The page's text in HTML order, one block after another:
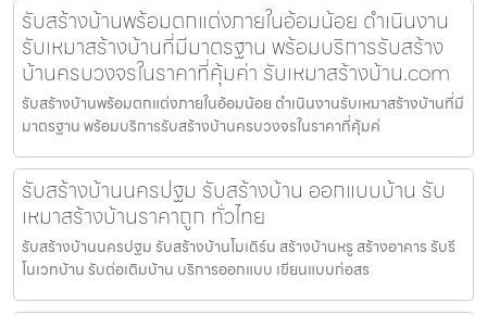
รับสร้างบ้านพร้อมตกแต่งภายในอ้อมน้อย ดำเนินงาน
รับเหมาสร้างบ้านที่มีมาตรฐาน พร้อมบริการรับสร้าง
บ้านครบวงจรในราคาที่คุ้มค่า รับเหมาสร้างบ้าน.com
รับสร้างบ้านพร้อมตกแต่งภายในอ้อมน้อย ดำเนินงานรับเหมาสร้างบ้านที่มี
มาตรฐาน พร้อมบริการรับสร้างบ้านครบวงจรในราคาที่คุ้มค่
รับสร้างบ้านนครปฐม รับสร้างบ้าน ออกแบบบ้าน รับ
เหมาสร้างบ้านราคาถูก ทั่วไทย
รับสร้างบ้านนครปฐม รับสร้างบ้านโมเดิร์น สร้างบ้านหรู สร้างอาคาร รับรี
โนเวทบ้าน รับต่อเติมบ้าน บริการออกแบบ เขียนแบบก่อสร